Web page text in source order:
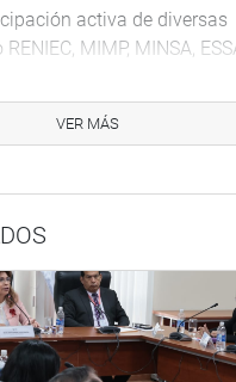
activa de diversas
MIMP, MINSA,
PRONABEC,
se ofrecieron más de 30
por orfandad (INABIF)
programas Aurora y
ginecología,
y estimulación
VER MÁS